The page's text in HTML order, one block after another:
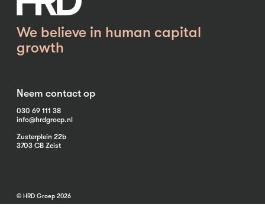
We believe in human capital
growth
Neem contact op
030 69 111 38
info@hrdgroep.nl
Zusterplein 22b
3703 CB Zeist
© HRD Groep 2026